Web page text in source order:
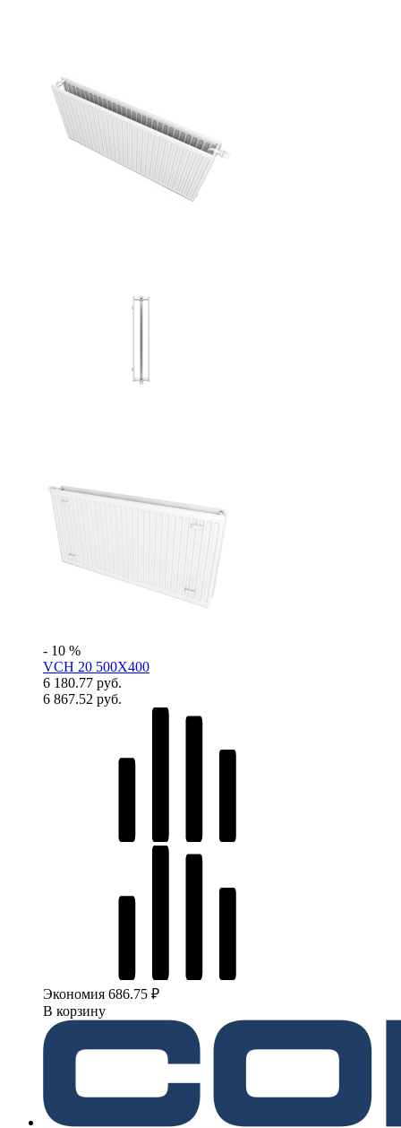
- 10 %
VCH 20 500X400
6 180.77 руб.
6 867.52 руб.
Экономия 686.75 ₽
В корзину